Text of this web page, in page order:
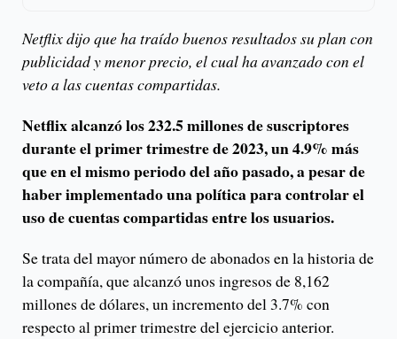
Netflix dijo que ha traído buenos resultados su plan con
publicidad y menor precio, el cual ha avanzado con el
veto a las cuentas compartidas.
Netflix alcanzó los 232.5 millones de suscriptores
durante el primer trimestre de 2023, un 4.9% más
que en el mismo periodo del año pasado, a pesar de
haber implementado una política para controlar el
uso de cuentas compartidas entre los usuarios.
Se trata del mayor número de abonados en la historia de
la compañía, que alcanzó unos ingresos de 8,162
millones de dólares, un incremento del 3.7% con
respecto al primer trimestre del ejercicio anterior.